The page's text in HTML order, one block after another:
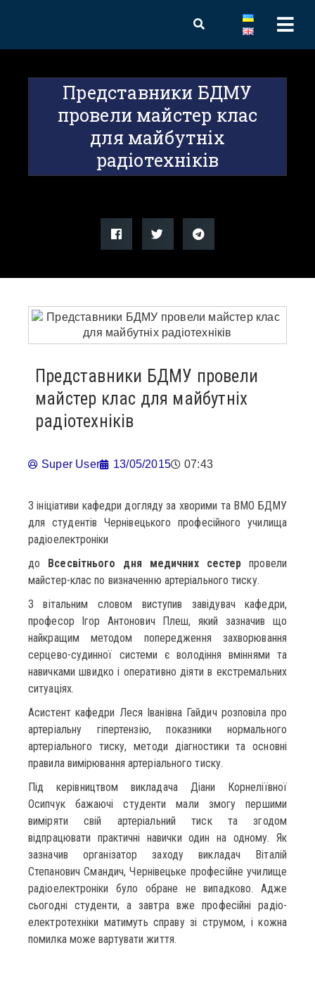
Представники БДМУ
провели майстер клас
для майбутніх
радіотехніків
Представники БДМУ провели
майстер клас для майбутніх
радіотехніків
Super User 13/05/2015 07:43
З ініціативи кафедри догляду за хворими та ВМО БДМУ
для студентів Чернівецького професійного училища
радіоелектроніки
до Всесвітнього дня медичних сестер провели
майстер-клас по визначенню артеріального тиску.
З вітальним словом виступив завідувач кафедри,
професор Ігор Антонович Плеш, який зазначив що
найкращим методом попередження захворювання
серцево-судинної системи є володіння вміннями та
навичками швидко і оперативно діяти в екстремальних
ситуаціях.
Асистент кафедри Леся Іванівна Гайдич розповіла про
артеріальну гіпертензію, показники нормального
артеріального тиску, методи діагностики та основні
правила вимірювання артеріального тиску.
Під керівництвом викладача Діани Корнеліївної
Осипчук бажаючі студенти мали змогу першими
виміряти свій артеріальний тиск та згодом
відпрацювати практичні навички один на одному. Як
зазначив організатор заходу викладач Віталій
Степанович Смандич, Чернівецьке професійне училище
радіоелектроніки було обране не випадково. Адже
сьогодні студенти, а завтра вже професійні радіо-
електротехніки матимуть справу зі струмом, і кожна
помилка може вартувати життя.